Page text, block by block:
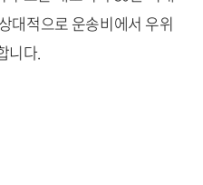
대적으로 운송비에서 우위
니다.